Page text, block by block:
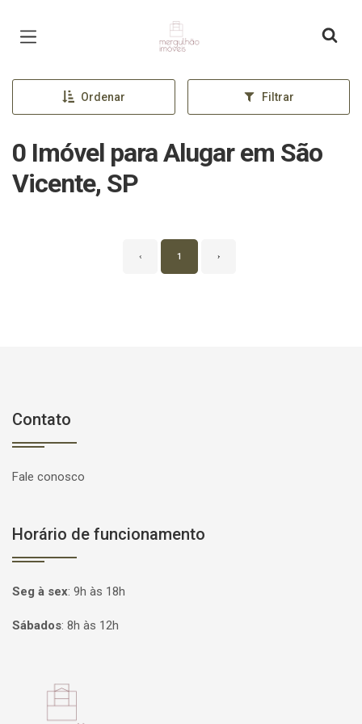
Página inicial
Ordenar Filtrar
0 Imóvel para Alugar em São
Vicente, SP
‹ 1 ›
Contato
Fale conosco
Horário de funcionamento
Seg à sex: 9h às 18h
Sábados: 8h às 12h